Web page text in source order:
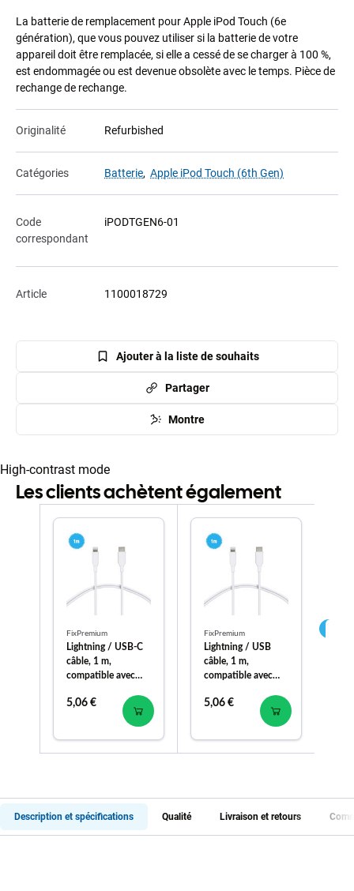
La batterie de remplacement pour Apple iPod Touch (6e
génération), que vous pouvez utiliser si la batterie de votre
appareil doit être remplacée, si elle a cessé de se charger à 100 %,
est endommagée ou est devenue obsolète avec le temps. Pièce de
rechange de rechange.
Originalité Refurbished
Catégories Batterie, Apple iPod Touch (6th Gen)
Code
correspondant
iPODTGEN6-01
Article 1100018729
Ajouter à la liste de souhaits
Partager
Montre
High-contrast mode
Les clients achètent également
FixPremium
Lightning / USB-C
câble, 1 m,
compatible avec
5,06 €
FixPremium
Lightning / USB
câble, 1 m,
compatible avec
5,06 €
Description et spécifications Qualité Livraison et retours